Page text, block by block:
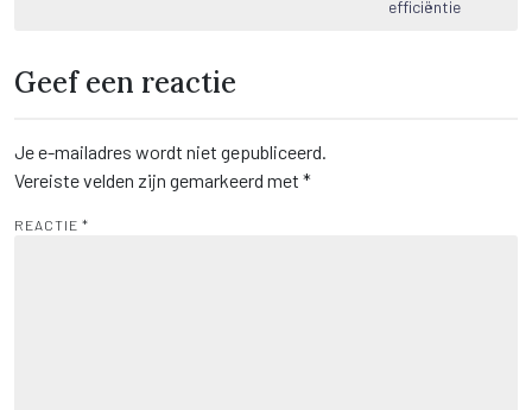
efficiëntie
Geef een reactie
Je e-mailadres wordt niet gepubliceerd.
Vereiste velden zijn gemarkeerd met *
REACTIE *